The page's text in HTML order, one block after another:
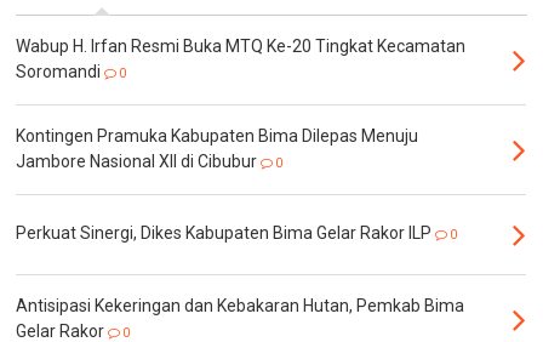
Wabup H. Irfan Resmi Buka MTQ Ke-20 Tingkat Kecamatan
Soromandi
0
Kontingen Pramuka Kabupaten Bima Dilepas Menuju
Jambore Nasional XII di Cibubur
0
Perkuat Sinergi, Dikes Kabupaten Bima Gelar Rakor ILP 0
Antisipasi Kekeringan dan Kebakaran Hutan, Pemkab Bima
Gelar Rakor
0